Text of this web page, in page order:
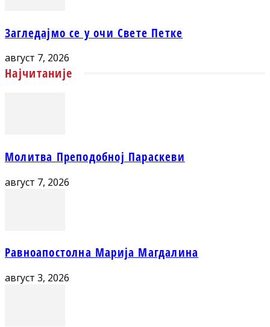
Загледајмо се у очи Свете Петке
август 7, 2026
Најчитаније
Молитва Преподобној Параскеви
август 7, 2026
Равноапостолна Марија Магдалина
август 3, 2026